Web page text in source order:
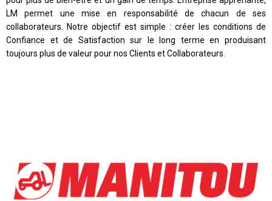
LM permet une mise en responsabilité de chacun de ses
collaborateurs. Notre objectif est simple : créer les conditions de
Confiance et de Satisfaction sur le long terme en produisant
toujours plus de valeur pour nos Clients et Collaborateurs.